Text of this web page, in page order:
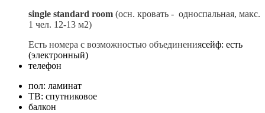
single standard room (осн. кровать - односпальная, макс.
1 чел. 12-13 м2)
Есть номера с возможностью объединениясейф: есть
(электронный)
телефон
пол: ламинат
ТВ: спутниковое
балкон